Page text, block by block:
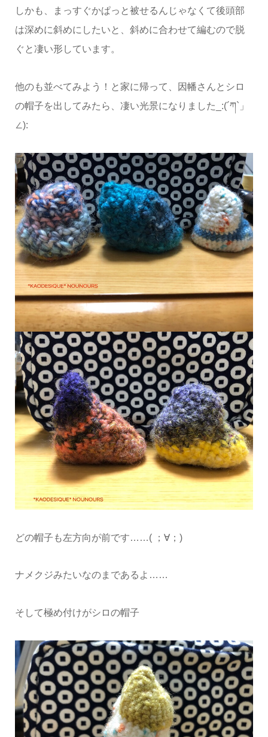
しかも、まっすぐかぱっと被せるんじゃなくて後頭部
は深めに斜めにしたいと、斜めに合わせて編むので脱
ぐと凄い形しています。
他のも並べてみよう！と家に帰って、因幡さんとシロ
の帽子を出してみたら、凄い光景になりました_:(´ཀ`」
∠):
どの帽子も左方向が前です……( ；∀；)
ナメクジみたいなのまであるよ……
そして極め付けがシロの帽子